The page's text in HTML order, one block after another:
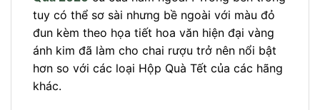
tuy có thể sơ sài nhưng bề ngoài với màu đỏ
đun kèm theo họa tiết hoa văn hiện đại vàng
ánh kim đã làm cho chai rượu trở nên nổi bật
hơn so với các loại Hộp Quà Tết của các hãng
khác.